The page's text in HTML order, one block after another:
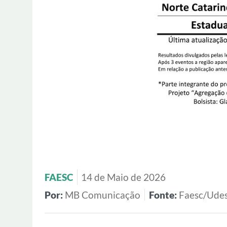
FAESC
14 de Maio de 2026
Por: MB Comunicação Fonte: Faesc/